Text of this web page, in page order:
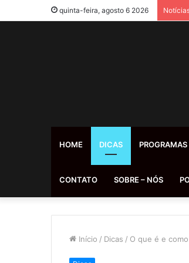
quinta-feira, agosto 6 2026
HOME DICAS
CONTATO SOBRE – NÓS
Início / Dicas / O que é e